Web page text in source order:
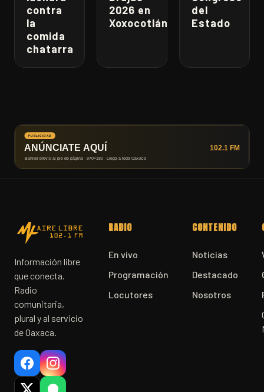
contra
la
comida
chatarra
2026 en
Xoxocotlán
del
Estado
Información libre
que conecta.
Radio
comunitaria,
plural y al servicio
de Oaxaca.
RADIO
En vivo
Programación
Locutores
CONTENIDO
Noticias
Destacado
Nosotros